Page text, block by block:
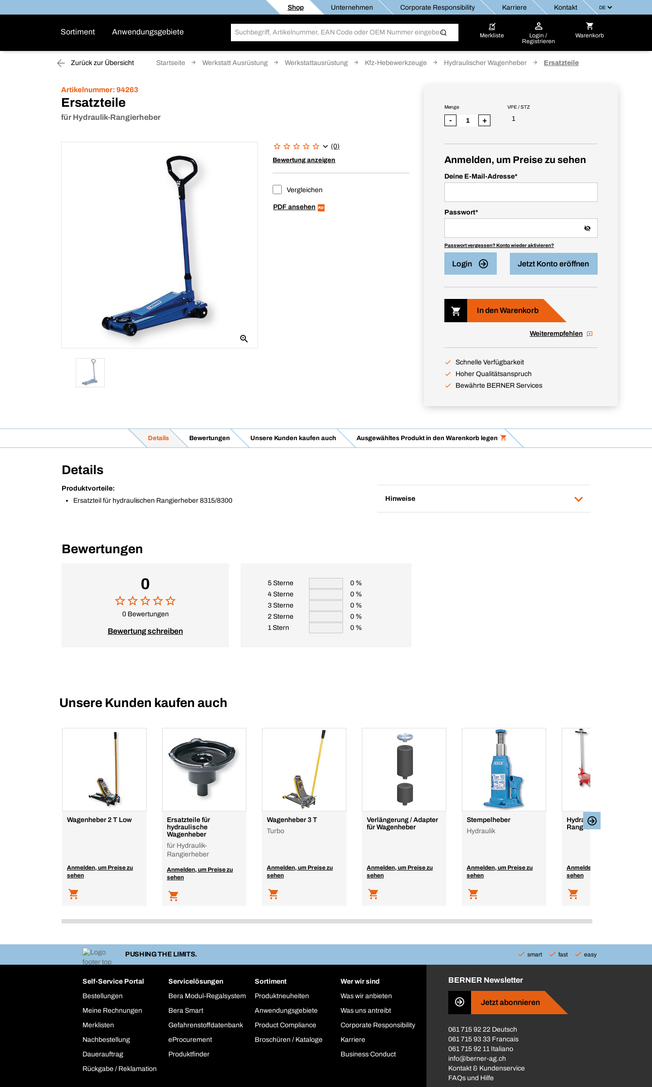
Shop Unternehmen Corporate Responsibility Karriere Kontakt
Sortiment Anwendungsgebiete Merkliste
Login /
Registrieren
Warenkorb
Zurück zur Übersicht Startseite Werkstatt Ausrüstung Werkstattausrüstung Kfz-Hebewerkzeuge Hydraulischer Wagenheber Ersatzteile
Artikelnummer: 94263
Ersatzteile
für Hydraulik-Rangierheber
(0)
Bewertung anzeigen
Vergleichen
PDF ansehen
VPE / STZ
1
Menge
- +
Anmelden, um Preise zu sehen
Deine E-Mail-Adresse*
Passwort*
Passwort vergessen? Konto wieder aktivieren?
Login Jetzt Konto eröffnen
In den Warenkorb
Weiterempfehlen
Schnelle Verfügbarkeit
Hoher Qualitätsanspruch
Bewährte BERNER Services
Details Bewertungen Unsere Kunden kaufen auch Ausgewähltes Produkt in den Warenkorb legen
Details
Produktvorteile:
Ersatzteil für hydraulischen Rangierheber 8315/8300
Hinweise
Bewertungen
0
0 Bewertungen
Bewertung schreiben
5 Sterne
0 %
4 Sterne
0 %
3 Sterne
0 %
2 Sterne
0 %
1 Stern
0 %
Unsere Kunden kaufen auch
Wagenheber 2 T Low
Anmelden, um Preise zu
sehen
Ersatzteile für
hydraulische
Wagenheber
für Hydraulik-
Rangierheber
Anmelden, um Preise zu
sehen
Wagenheber 3 T
Turbo
Anmelden, um Preise zu
sehen
Verlängerung / Adapter
für Wagenheber
Anmelden, um Preise zu
sehen
Stempelheber
Hydraulik
Anmelden, um Preise zu
sehen
Hydraulischer
Rangierwagenheber
Anmelden, um Preise zu
sehen
PUSHING THE LIMITS. smart fast easy
Self-Service Portal
Bestellungen
Meine Rechnungen
Merklisten
Nachbestellung
Dauerauftrag
Rückgabe / Reklamation
Servicelösungen
Bera Modul-Regalsystem
Bera Smart
Gefahrenstoffdatenbank
eProcurement
Produktfinder
Sortiment
Produktneuheiten
Anwendungsgebiete
Product Compliance
Broschüren / Kataloge
Wer wir sind
Was wir anbieten
Was uns antreibt
Corporate Responsibility
Karriere
Business Conduct
BERNER Newsletter
Jetzt abonnieren
061 715 92 22 Deutsch
061 715 93 33 Francais
061 715 92 11 Italiano
info@berner-ag.ch
Kontakt & Kundenservice
FAQs und Hilfe